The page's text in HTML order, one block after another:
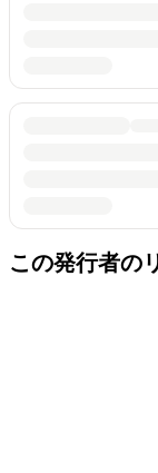
この発行者の